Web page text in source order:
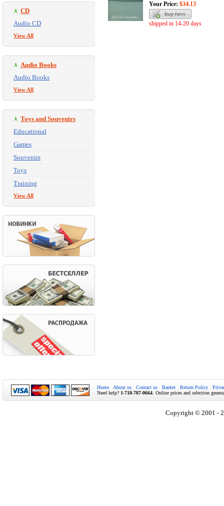
CD
Audio CD
View All
Audio Books
Audio Books
View All
Toys and Souvenirs
Educational
Games
Souvenirs
Toys
Training
View All
Your Price: $34.13
shipped in 14-20 days
Home About us Contact us Basket Return Policy
Need help? 1-718-787-0664 . Online prices and selection
Copyright © 2001 -